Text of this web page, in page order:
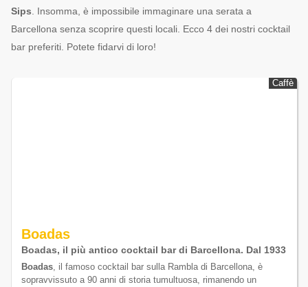
Sips. Insomma, è impossibile immaginare una serata a
Barcellona senza scoprire questi locali. Ecco 4 dei nostri cocktail
bar preferiti. Potete fidarvi di loro!
Caffè
Caffè
Boadas
Boadas, il più antico cocktail bar di Barcellona. Dal 1933
Boadas, il famoso cocktail bar sulla Rambla di Barcellona, è
sopravvissuto a 90 anni di storia tumultuosa, rimanendo un